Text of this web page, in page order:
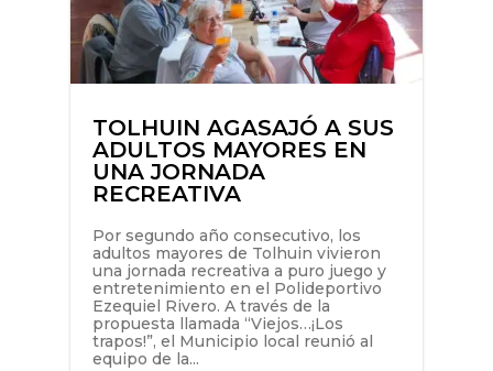
TOLHUIN AGASAJÓ A SUS
ADULTOS MAYORES EN
UNA JORNADA
RECREATIVA
Por segundo año consecutivo, los
adultos mayores de Tolhuin vivieron
una jornada recreativa a puro juego y
entretenimiento en el Polideportivo
Ezequiel Rivero. A través de la
propuesta llamada “Viejos…¡Los
trapos!”, el Municipio local reunió al
equipo de la...